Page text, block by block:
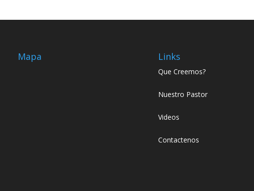
Mapa Links
Que Creemos?
Nuestro Pastor
Videos
Contactenos